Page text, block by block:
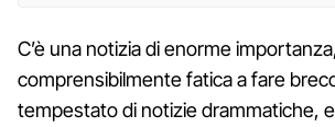
C’è una notizia di enorme
comprensibilmente fatica a fare
tempestato di notizie drammatiche,